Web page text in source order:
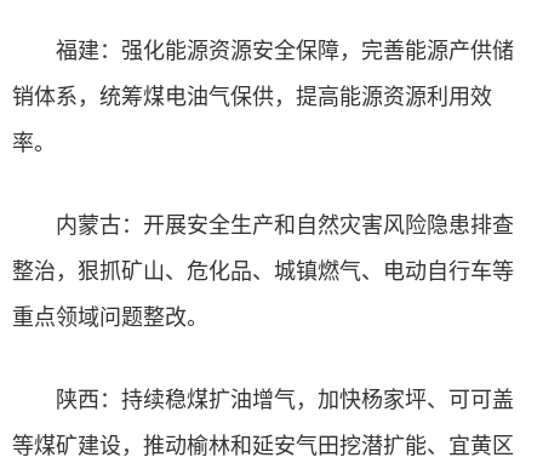
福建：强化能源资源安全保障，完善能源产供储
销体系，统筹煤电油气保供，提高能源资源利用效
率。
内蒙古：开展安全生产和自然灾害风险隐患排查
整治，狠抓矿山、危化品、城镇燃气、电动自行车等
重点领域问题整改。
陕西：持续稳煤扩油增气，加快杨家坪、可可盖
等煤矿建设，推动榆林和延安气田挖潜扩能、宜黄区